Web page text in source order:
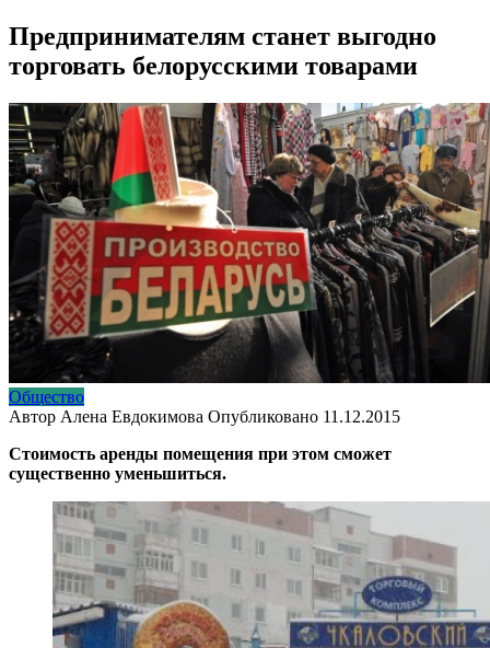
Предпринимателям станет выгодно
торговать белорусскими товарами
Общество
Автор Алена Евдокимова Опубликовано 11.12.2015
Стоимость аренды помещения при этом сможет
существенно уменьшиться.